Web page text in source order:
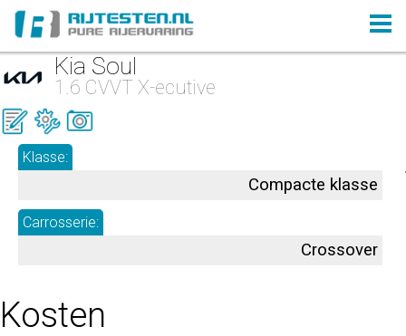
Kia Soul
1.6 CVVT X-ecutive
Klasse:
Compacte klasse
Carrosserie:
Crossover
Kosten